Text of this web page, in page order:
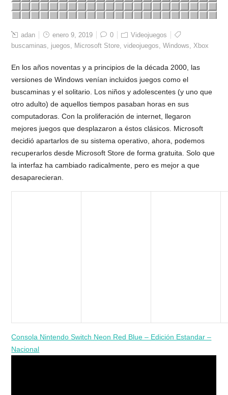
adan enero 9, 2019 0
Videojuegos
buscaminas, juegos, Microsoft Store,videojuegos,Windows,Xbox
En los años noventas y a principios de la década 2000, las
versiones de Windows venían incluidos juegos como el
buscaminas y el solitario. Los niños y adolescentes (y uno que
otro adulto) de aquellos tiempos pasaban horas en sus
computadoras. Con la proliferación de internet, llegaron
mejores juegos que desplazaron a éstos clásicos. Microsoft
decidió apartarlos de su sistema operativo, ahora, podemos
recuperarlos desde Microsoft Store de forma gratuita. Solo que
la interfaz ha cambiado radicalmente, pero es mejor a que
desaparecieran.
Consola Nintendo Switch Neon Red Blue – Edición Estandar –
Nacional